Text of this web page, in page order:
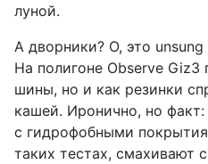
луной.
А дворники? О, это
На полигоне Observe Giz3
шины, но и как резинки
кашей. Иронично, но
с гидрофобными
таких тестах, смахивают